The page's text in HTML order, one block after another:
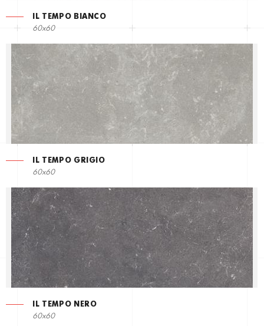
IL TEMPO BIANCO
60x60
IL TEMPO GRIGIO
60x60
IL TEMPO NERO
60x60